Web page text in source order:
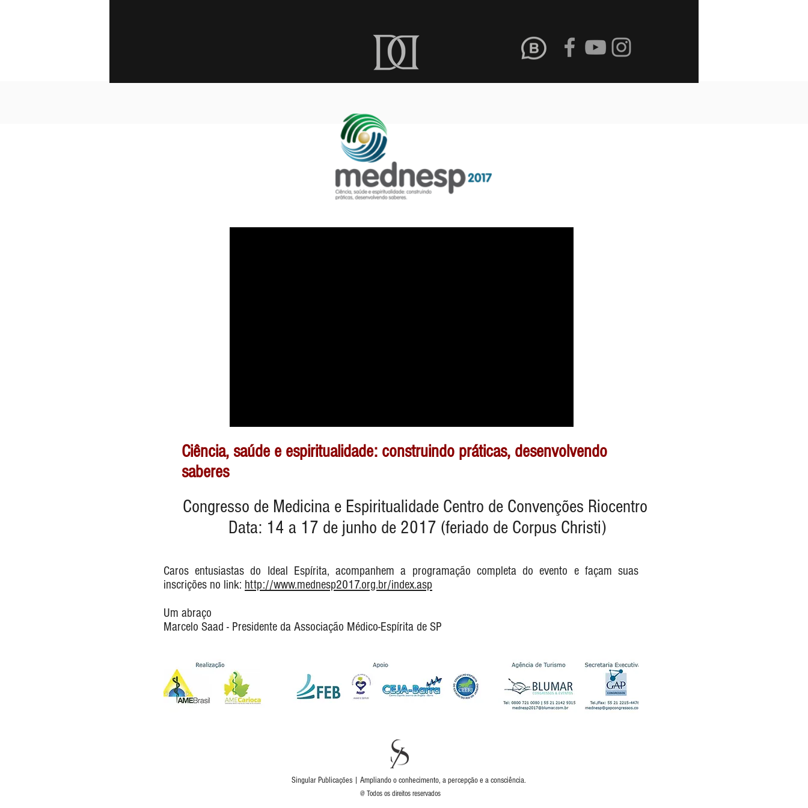
Ciência, saúde e espiritualidade: construindo práticas, desenvolvendo
saberes
Congresso de Medicina e Espiritualidade Centro de Convenções Riocentro
Data: 14 a 17 de junho de 2017 (feriado de Corpus Christi)
Caros entusiastas do Ideal Espírita, acompanhem a programação completa do evento e façam suas
inscrições no link: http://www.mednesp2017.org.br/index.asp
Um abraço
Marcelo Saad - Presidente da Associação Médico-Espírita de SP
Singular Publicações | Ampliando o conhecimento, a percepção e a consciência.
@ Todos os direitos reservados